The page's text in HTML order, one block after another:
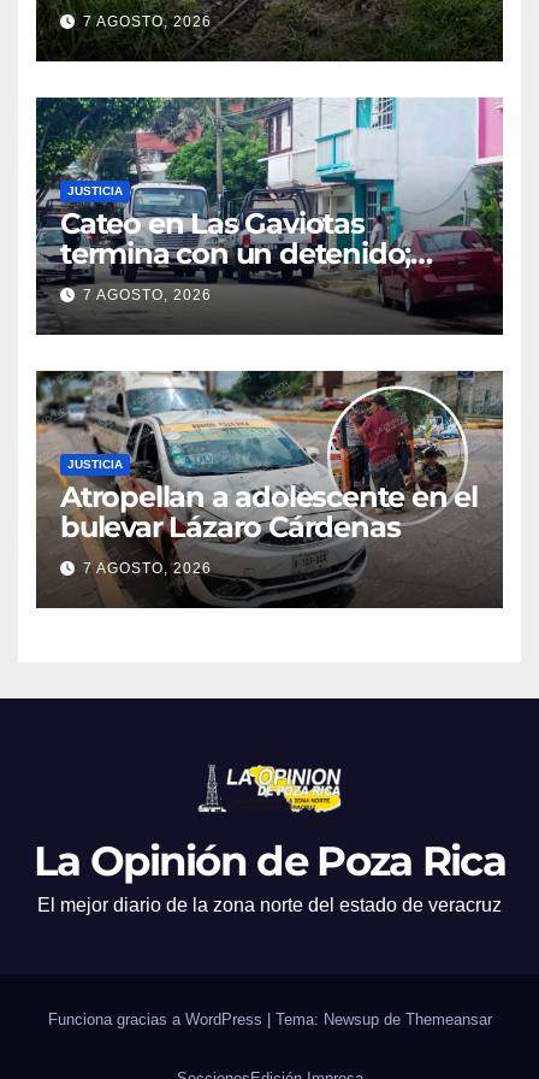
7 AGOSTO, 2026
JUSTICIA
Cateo en Las Gaviotas
termina con un detenido;
aseguran armas, presunta
droga y un automóvil
7 AGOSTO, 2026
JUSTICIA
Atropellan a adolescente en el
bulevar Lázaro Cárdenas
7 AGOSTO, 2026
La Opinión de Poza Rica
El mejor diario de la zona norte del estado de veracruz
Funciona gracias a WordPress Tema: Newsup de Themeansar